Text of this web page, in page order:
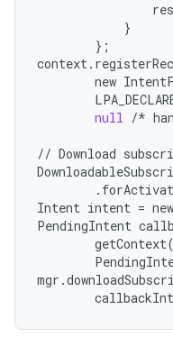
}
};
context.
new
null /*
// Download
.
Intent intent = new
PendingIntent
getContext
mgr .